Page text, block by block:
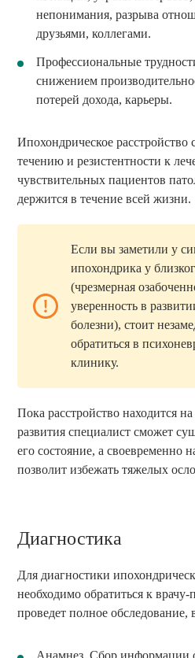
непонимания, разрыва
друзьями, коллегами.
Профессиональные
снижением
потерей дохода, карьеры.
Ипохондрическое расстройство
течению и резистентности к
чувствительных пациентов
держится в течение всей жизни.
Если вы заметили у
ипохондрика у
(чрезмерная
уверенность в
болезни), стоит
обратиться в
клинику.
Пока расстройство находится
развития специалист сможет
его состояние, а своевременно
позволит избежать тяжелых
Диагностика
Для диагностики
необходимо обратиться к
проведет полное